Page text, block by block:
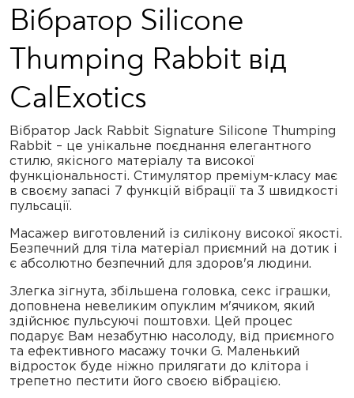
Вібратор Silicone
Thumping Rabbit від
CalExotics
Вібратор Jack Rabbit Signature Silicone Thumping
Rabbit – це унікальне поєднання елегантного
стилю, якісного матеріалу та високої
функціональності. Стимулятор преміум-класу має
в своєму запасі 7 функцій вібрації та 3 швидкості
пульсації.
Масажер виготовлений із силікону високої якості.
Безпечний для тіла матеріал приємний на дотик і
є абсолютно безпечний для здоров'я людини.
Злегка зігнута, збільшена головка, секс іграшки,
доповнена невеликим опуклим м'ячиком, який
здійснює пульсуючі поштовхи. Цей процес
подарує Вам незабутню насолоду, від приємного
та ефективного масажу точки G. Маленький
відросток буде ніжно прилягати до клітора і
трепетно ​​пестити його своєю вібрацією.